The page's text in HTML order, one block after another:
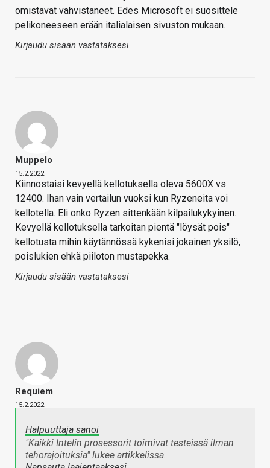
omistavat vahvistaneet. Edes Microsoft ei suosittele
pelikoneeseen erään italialaisen sivuston mukaan.
Kirjaudu sisään vastataksesi
Muppelo
15.2.2022
Kiinnostaisi kevyellä kellotuksella oleva 5600X vs
12400. Ihan vain vertailun vuoksi kun Ryzeneita voi
kellotella. Eli onko Ryzen sittenkään kilpailukykyinen.
Kevyellä kellotuksella tarkoitan pientä "löysät pois"
kellotusta mihin käytännössä kykenisi jokainen yksilö,
poislukien ehkä piiloton mustapekka.
Kirjaudu sisään vastataksesi
Requiem
15.2.2022
Halpuuttaja sanoi
"Kaikki Intelin prosessorit toimivat testeissä ilman
tehorajoituksia" lukee artikkelissa.